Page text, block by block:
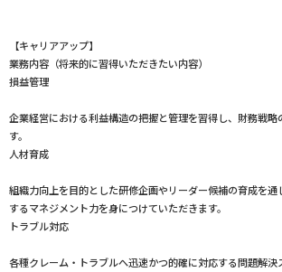
【キャリアアップ】
業務内容（将来的に習得いただきたい内容）
損益管理
企業経営における利益構造の把握と管理を習得し、財務戦略
す。
人材育成
組織力向上を目的とした研修企画やリーダー候補の育成を通
するマネジメント力を身につけていただきます。
トラブル対応
各種クレーム・トラブルへ迅速かつ的確に対応する問題解